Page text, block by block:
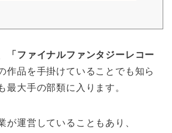
「ファイナルファンタジーレコー
作品を手掛けていることでも知ら
最大手の部類に入ります。
が運営していることもあり、